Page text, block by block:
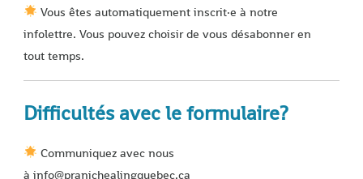
Vous êtes automatiquement inscrit·e à notre
infolettre. Vous pouvez choisir de vous désabonner en
tout temps.
Difficultés avec le formulaire?
Communiquez avec nous
à info@pranichealingquebec.ca